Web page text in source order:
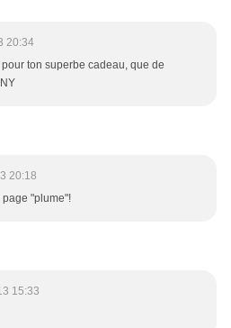
20:34
ton superbe cadeau, que de
20:18
"plume"!
15:33